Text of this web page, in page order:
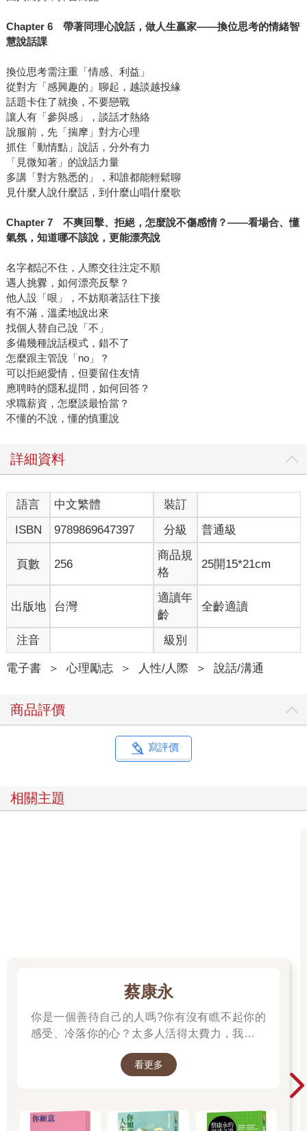
Chapter 6帶著同理心說話，做人生贏家——換位思考的情緒智
慧說話課
換位思考需注重「情感、利益」
從對方「感興趣的」聊起，越談越投緣
話題卡住了就換，不要戀戰
讓人有「參與感」，談話才熱絡
說服前，先「揣摩」對方心理
抓住「動情點」說話，分外有力
「見微知著」的說話力量
多講「對方熟悉的」，和誰都能輕鬆聊
見什麼人說什麼話，到什麼山唱什麼歌
Chapter 7不爽回擊、拒絕，怎麼說不傷感情？——看場合、懂
氣氛，知道哪不該說，更能漂亮說
名字都記不住，人際交往注定不順
遇人挑釁，如何漂亮反擊？
他人設「哏」，不妨順著話往下接
有不滿，溫柔地說出來
找個人替自己說「不」
多備幾種說話模式，錯不了
怎麼跟主管說「no」？
可以拒絕愛情，但要留住友情
應聘時的隱私提問，如何回答？
求職薪資，怎麼談最恰當？
不懂的不說，懂的慎重說
詳細資料
語言 中文繁體
裝訂
ISBN
9789869647397 分級 普通級
頁數 256
商品規
格
25開15*21cm
出版地 台灣
適讀年
齡
全齡適讀
注音 級別
電子書 ＞ 心理勵志 ＞ 人性/人際 ＞ 說話/溝通
商品評價
寫評價
相關主題
蔡康永
你是一個善待自己的人嗎?你有沒有瞧不起你的
感受、冷落你的心？太多人活得太費力，我想為
舒服、也更滿足的方法。所以我寫了這本書。
看更多